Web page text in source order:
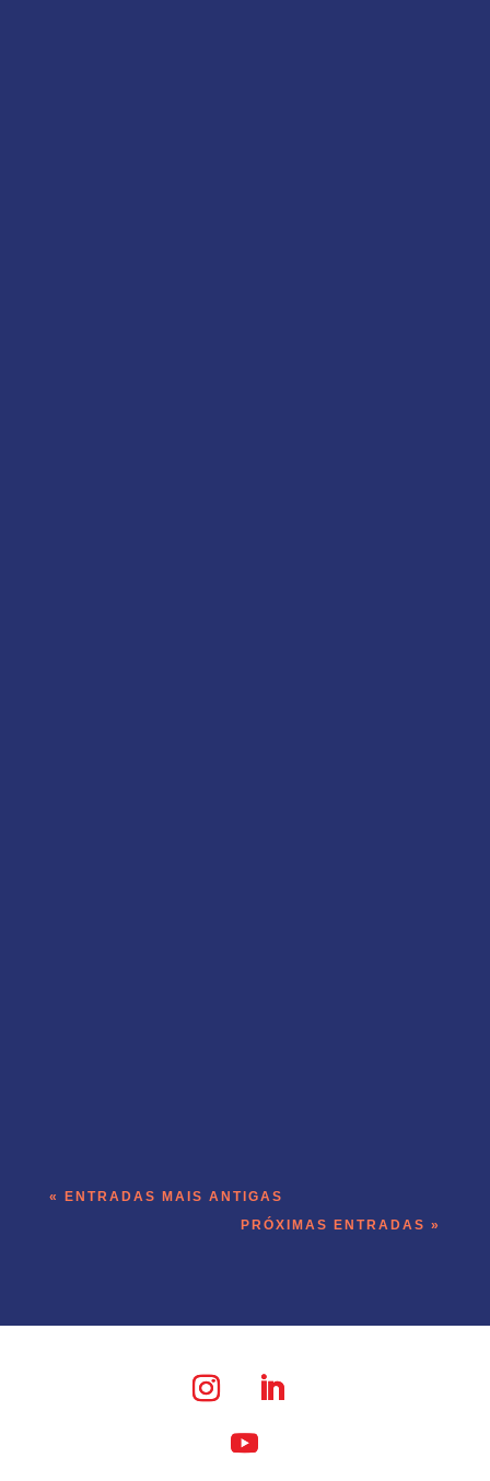
« ENTRADAS MAIS ANTIGAS
PRÓXIMAS ENTRADAS »